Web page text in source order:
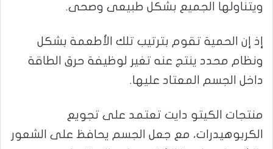
ويتناولها الجميع بشكل طبيعى وصحى.
إذ إن الحمية تقوم بترتيب تلك الأطعمة بشكل
ونظام محدد ينتج عنه تغير لوظيفة حرق الطاقة
داخل الجسم المعتاد عليها.
منتجات الكيتو دايت تعتمد على تجويع
الكربوهيدرات، مع جعل الجسم يحافظ على الشعور